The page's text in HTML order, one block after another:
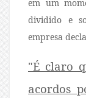
em um
dividido e
empresa
"É claro
acordos